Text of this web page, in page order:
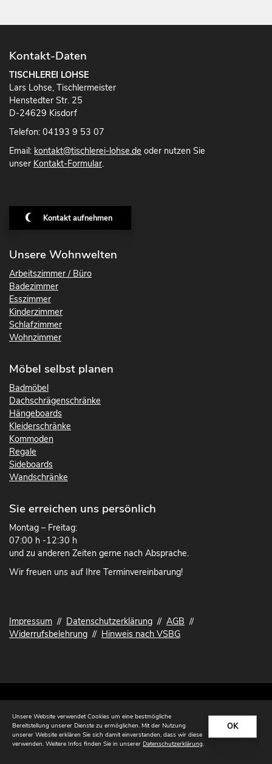
Kontakt-Daten
TISCHLEREI LOHSE
Lars Lohse, Tischlermeister
Henstedter Str. 25
D-24629 Kisdorf
Telefon: 04193 9 53 07
Email: kontakt@tischlerei-lohse.de oder nutzen Sie
unser Kontakt-Formular.
Kontakt aufnehmen
Unsere Wohnwelten
Arbeitszimmer / Büro
Badezimmer
Esszimmer
Kinderzimmer
Schlafzimmer
Wohnzimmer
Möbel selbst planen
Badmöbel
Dachschrägenschränke
Hängeboards
Kleiderschränke
Kommoden
Regale
Sideboards
Wandschränke
Sie erreichen uns persönlich
Montag – Freitag:
07:00 h -12:30 h
und zu anderen Zeiten gerne nach Absprache.
Wir freuen uns auf Ihre Terminvereinbarung!
Impressum // Datenschutzerklärung // AGB //
Widerrufsbelehrung // Hinweis nach VSBG
© 2026 Tischlerei Lohse
OK
Unsere Website verwendet Cookies um eine bestmögliche
Bereitstellung unserer Dienste zu ermöglichen. Mit der Nutzung
unserer Website erklären Sie sich damit einverstanden, dass wir diese
verwenden. Weitere Infos finden Sie in unserer Datenschutzerklärung.